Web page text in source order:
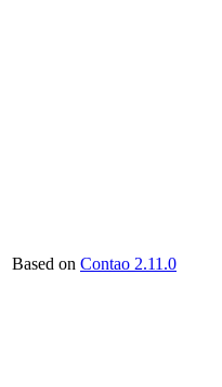
Based on Contao 2.11.0